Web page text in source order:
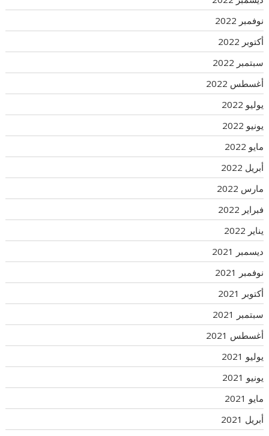
نوفمبر 2022
أكتوبر 2022
سبتمبر 2022
أغسطس 2022
يوليو 2022
يونيو 2022
مايو 2022
أبريل 2022
مارس 2022
فبراير 2022
يناير 2022
ديسمبر 2021
نوفمبر 2021
أكتوبر 2021
سبتمبر 2021
أغسطس 2021
يوليو 2021
يونيو 2021
مايو 2021
أبريل 2021